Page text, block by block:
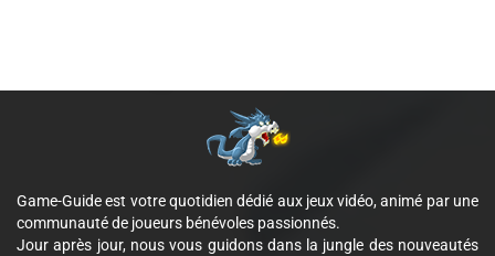
Game-Guide est votre quotidien dédié aux jeux vidéo, animé par une
communauté de joueurs bénévoles passionnés.
Jour après jour, nous vous guidons dans la jungle des nouveautés